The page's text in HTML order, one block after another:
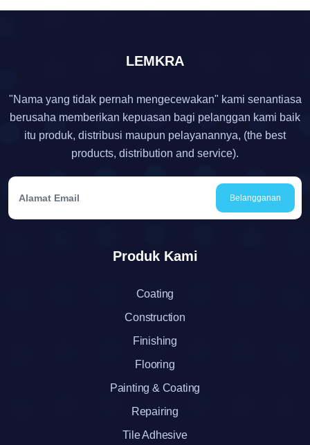
LEMKRA
"Nama yang tidak pernah mengecewakan" kami senantiasa
berusaha memberikan kepuasan bagi pelanggan kami baik
itu produk, distribusi maupun pelayanannya, (the best
products, distribution and service).
Belangganan
Produk Kami
Coating
Construction
Finishing
Flooring
Painting & Coating
Repairing
Tile Adhesive